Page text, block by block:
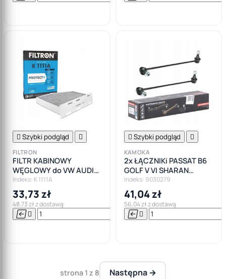

 Szybki podgląd 
FILTRON
FILTR KABINOWY
WĘGLOWY do VW AUDI
SKODA SEAT GOLF
PASSAT
Indeks: K 1111A
33,73 zł
48,73 zł z dostawą
  

 Szybki podgląd 
KAMOKA
2x ŁĄCZNIKi PASSAT B6
GOLF V VI SHARAN
TOURAN JETTA
Indeks: 9030279
41,04 zł
56,04 zł z dostawą
 
strona 1 z 8 Następna →